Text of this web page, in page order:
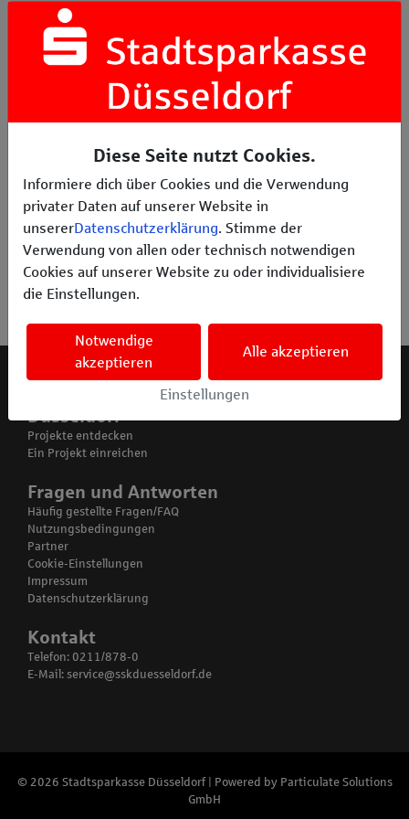
Diese Seite nutzt Cookies.
Informiere dich über Cookies und die Verwendung
privater Daten auf unserer Website in
unsererDatenschutzerklärung. Stimme der
Verwendung von allen oder technisch notwendigen
Cookies auf unserer Website zu oder individualisiere
die Einstellungen.
Notwendige
akzeptieren
Alle akzeptieren
Einstellungen
Ich habe mein Passwort vergessen,
was kann ich tun?
Bei dem Versuch mich einzuloggen
Account ist inaktiv.“. Was bedeutet
das?
Wie gehen wir vor, wenn der
Ansprechpartner unserer
Organisation/unseres Vereins sich
Spendenplattform der Stadtsparkasse für
Düsseldorf
Projekte entdecken
Ein Projekt einreichen
Fragen und Antworten
Häufig gestellte Fragen/FAQ
Nutzungsbedingungen
Partner
Cookie-Einstellungen
Impressum
Datenschutzerklärung
Kontakt
Telefon: 0211/878-0
E-Mail: service@sskduesseldorf.de
© 2026 Stadtsparkasse Düsseldorf | Powered by Particulate Solutions
GmbH